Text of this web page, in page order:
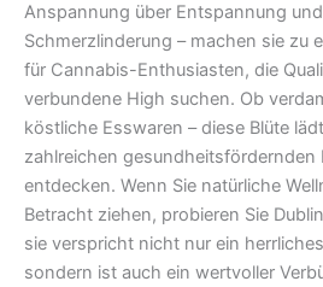
Anspannung über Entspannung
Schmerzlinderung – machen sie zu
für Cannabis-Enthusiasten, die
verbundene High suchen. Ob
köstliche Esswaren – diese Blüte
zahlreichen gesundheitsfördernden
entdecken. Wenn Sie natürliche
Betracht ziehen, probieren Sie
sie verspricht nicht nur ein
sondern ist auch ein wertvoller